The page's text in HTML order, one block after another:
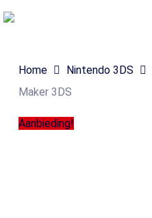
Skip
content
Home Nintendo 3DS
Maker 3DS
Aanbieding!